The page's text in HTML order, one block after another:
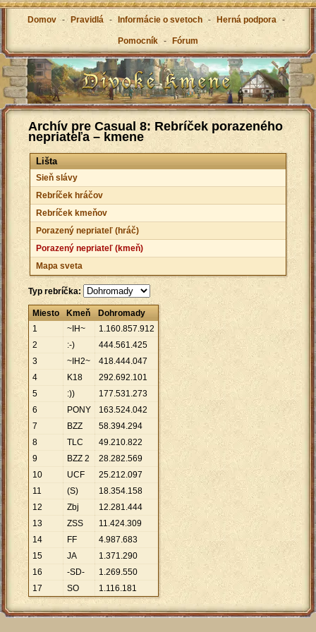
Domov - Pravidlá - Informácie o svetoch - Herná podpora -
Pomocník - Fórum
Archív pre Casual 8: Rebríček porazeného
nepriateľa – kmene
Lišta
Sieň slávy
Rebríček hráčov
Rebríček kmeňov
Porazený nepriateľ (hráč)
Porazený nepriateľ (kmeň)
Mapa sveta
Typ rebríčka:
Miesto Kmeň
Dohromady
1
~IH~ 1.160.857.912
2
:-) 444.561.425
3
~IH2~ 418.444.047
4
K18 292.692.101
5
:)) 177.531.273
6
PONY 163.524.042
7
BZZ 58.394.294
8
TLC 49.210.822
9
BZZ 2 28.282.569
10
UCF 25.212.097
11
(S) 18.354.158
12
Zbj 12.281.444
13
ZSS 11.424.309
14
FF 4.987.683
15
JA 1.371.290
16
-SD- 1.269.550
17
SO 1.116.181